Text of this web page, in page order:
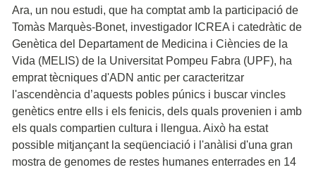
Ara, un nou estudi, que ha comptat amb la participació de
Tomàs Marquès-Bonet, investigador ICREA i catedràtic de
Genètica del Departament de Medicina i Ciències de la
Vida (MELIS) de la Universitat Pompeu Fabra (UPF), ha
emprat tècniques d'ADN antic per caracteritzar
l'ascendència d’aquests pobles púnics i buscar vincles
genètics entre ells i els fenicis, dels quals provenien i amb
els quals compartien cultura i llengua. Això ha estat
possible mitjançant la seqüenciació i l'anàlisi d'una gran
mostra de genomes de restes humanes enterrades en 14